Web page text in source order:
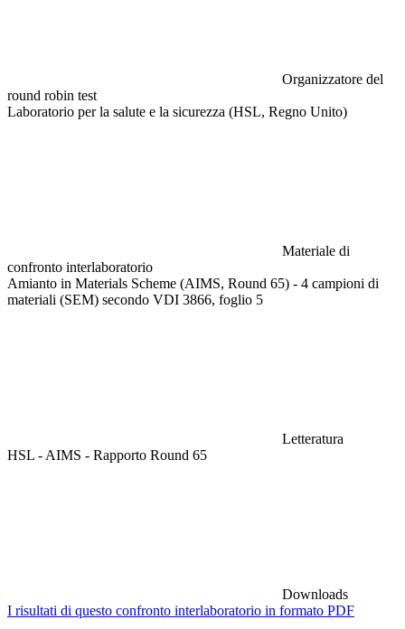
Organizzatore del
round robin test
Laboratorio per la salute e la sicurezza (HSL, Regno Unito)
Materiale di
confronto interlaboratorio
Amianto in Materials Scheme (AIMS, Round 65) - 4 campioni di
materiali (SEM) secondo VDI 3866, foglio 5
Letteratura
HSL - AIMS - Rapporto Round 65
Downloads
I risultati di questo confronto interlaboratorio in formato PDF